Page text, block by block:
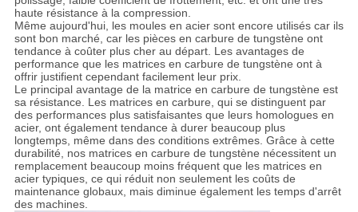
haute résistance à la compression.
Même aujourd'hui, les moules en acier sont encore utilisés car ils
sont bon marché, car les pièces en carbure de tungstène ont
tendance à coûter plus cher au départ. Les avantages de
performance que les matrices en carbure de tungstène ont à
offrir justifient cependant facilement leur prix.
Le principal avantage de la matrice en carbure de tungstène est
sa résistance. Les matrices en carbure, qui se distinguent par
des performances plus satisfaisantes que leurs homologues en
acier, ont également tendance à durer beaucoup plus
longtemps, même dans des conditions extrêmes. Grâce à cette
durabilité, nos matrices en carbure de tungstène nécessitent un
remplacement beaucoup moins fréquent que les matrices en
acier typiques, ce qui réduit non seulement les coûts de
maintenance globaux, mais diminue également les temps d'arrêt
des machines.